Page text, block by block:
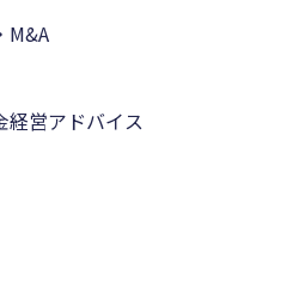
M&A
経営アドバイス